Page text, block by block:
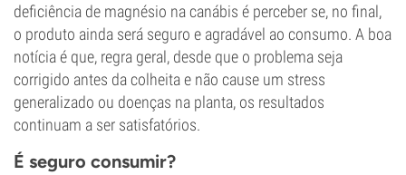
deficiência de magnésio na canábis é perceber se, no final,
o produto ainda será seguro e agradável ao consumo. A boa
notícia é que, regra geral, desde que o problema seja
corrigido antes da colheita e não cause um stress
generalizado ou doenças na planta, os resultados
continuam a ser satisfatórios.
É seguro consumir?